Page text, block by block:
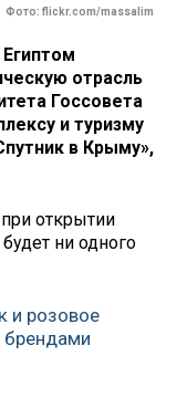
Фото: flickr.com/massalim
отрасль
Госсовета
и туризму
в Крыму»,
открытии
ни одного
и розовое
брендами